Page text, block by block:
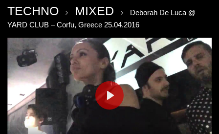
TECHNO MIXED
Deborah De Luca @
YARD CLUB – Corfu, Greece 25.04.2016
PLAY